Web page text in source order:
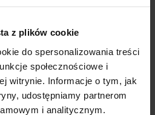
z plików cookie
do spersonalizowania treści
społecznościowe i
witrynie. Informacje o tym, jak
udostępniamy partnerom
i analitycznym.